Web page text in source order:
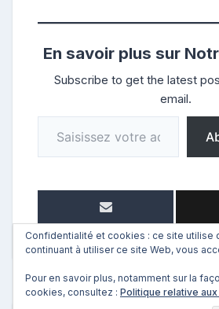
En savoir plus sur
Subscribe to get the latest
email.
Saisissez votre adresse e-mail…
Confidentialité et cookies : ce site utilise
continuant à utiliser ce site Web, vous
Pour en savoir plus, notamment sur la
cookies, consultez : Politique relative